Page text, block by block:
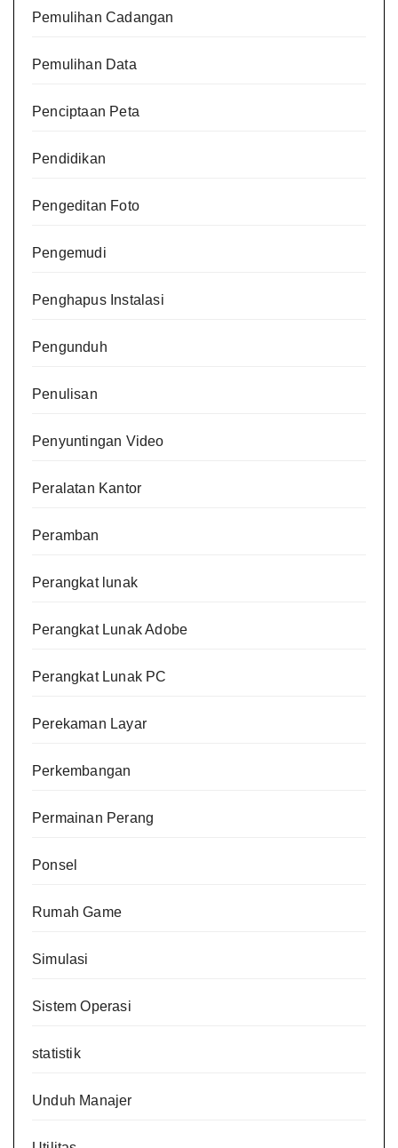
Pemulihan Cadangan
Pemulihan Data
Penciptaan Peta
Pendidikan
Pengeditan Foto
Pengemudi
Penghapus Instalasi
Pengunduh
Penulisan
Penyuntingan Video
Peralatan Kantor
Peramban
Perangkat lunak
Perangkat Lunak Adobe
Perangkat Lunak PC
Perekaman Layar
Perkembangan
Permainan Perang
Ponsel
Rumah Game
Simulasi
Sistem Operasi
statistik
Unduh Manajer